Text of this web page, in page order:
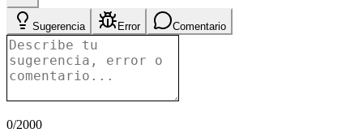
Sugerencia Error Comentario
0/2000